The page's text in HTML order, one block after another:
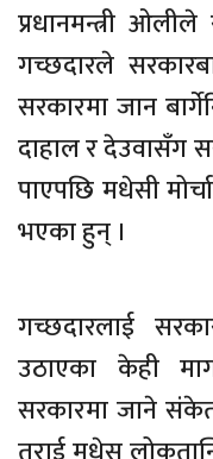
प्रधानमन्त्री
गच्छदारले
सरकारमा जान
दाहाल र देउवासँग
पाएपछि मधेसी
भएका हुन् ।
गच्छदारलाई
उठाएका केही
सरकारमा जाने